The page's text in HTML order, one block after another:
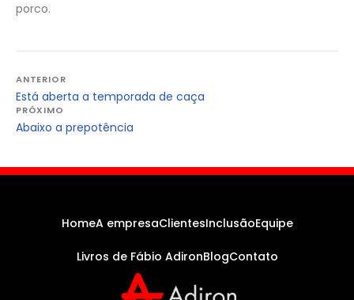
porco.
Navegação
de
Post
ANTERIOR
Está aberta a temporada de caça
PRÓXIMO
Abaixo a prepotência
HomeA empresaClientesInclusãoEquipe
Livros de Fábio AdironBlogContato